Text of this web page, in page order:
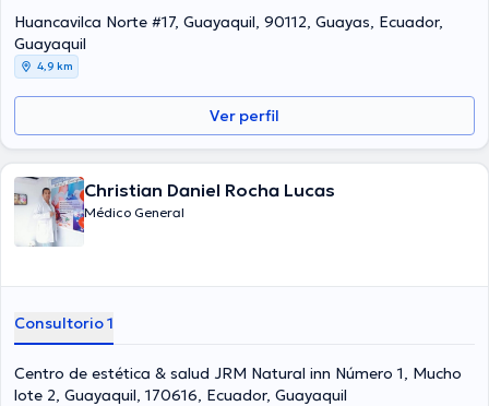
conferencias con la finalidad de tener una formación continua en
su temática de especialización y ha publicado diversas ediciones.
Huancavilca Norte #17, Guayaquil, 90112, Guayas, Ecuador,
Guayaquil
4,9 km
Ver perfil
Christian Daniel Rocha Lucas
Médico General
Consultorio 1
Centro de estética & salud JRM Natural inn Número 1, Mucho
lote 2, Guayaquil, 170616, Ecuador, Guayaquil